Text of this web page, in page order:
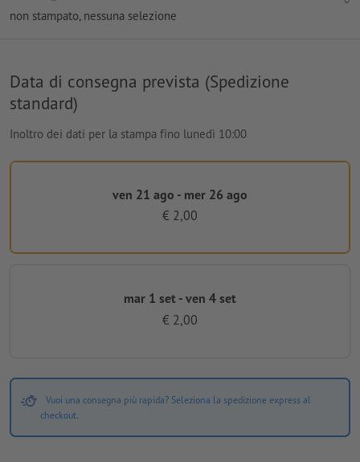
non stampato, nessuna selezione
Data di consegna prevista (Spedizione
standard)
Inoltro dei dati per la stampa fino lunedì 10:00
ven 21 ago - mer 26 ago
€ 2,00
mar 1 set - ven 4 set
€ 2,00
Vuoi una consegna più rapida? Seleziona la spedizione express al
checkout.